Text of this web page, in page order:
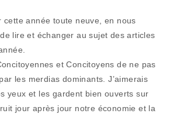
année toute neuve, en nous
lire et échanger au sujet des articles
et Concitoyens de ne pas
les merdias dominants. J’aimerais
yeux et les gardent bien ouverts sur
jour après jour notre économie et la